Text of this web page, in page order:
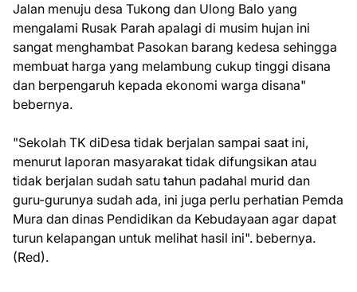
Jalan menuju desa Tukong dan Ulong Balo yang
mengalami Rusak Parah apalagi di musim hujan ini
sangat menghambat Pasokan barang kedesa sehingga
membuat harga yang melambung cukup tinggi disana
dan berpengaruh kepada ekonomi warga disana"
bebernya.
"Sekolah TK diDesa tidak berjalan sampai saat ini,
menurut laporan masyarakat tidak difungsikan atau
tidak berjalan sudah satu tahun padahal murid dan
guru-gurunya sudah ada, ini juga perlu perhatian Pemda
Mura dan dinas Pendidikan da Kebudayaan agar dapat
turun kelapangan untuk melihat hasil ini". bebernya.
(Red).